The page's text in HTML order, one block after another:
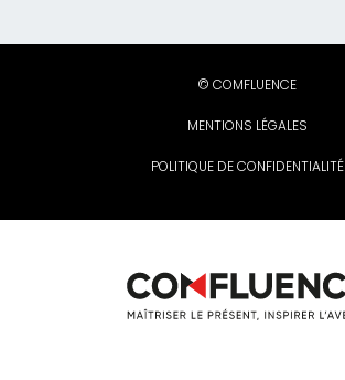
© COMFLUENCE
MENTIONS LÉGALES
POLITIQUE DE CONFIDENTIALITÉ